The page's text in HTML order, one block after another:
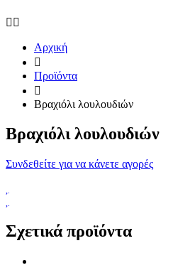
Αρχική
Προϊόντα
Βραχιόλι λουλουδιών
Βραχιόλι λουλουδιών
Συνδεθείτε για να κάνετε αγορές
Σχετικά προϊόντα